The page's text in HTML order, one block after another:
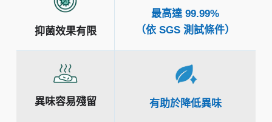
抑菌效果有限
最高達 99.99%
（依 SGS 測試條件）
異味容易殘留 有助於降低異味